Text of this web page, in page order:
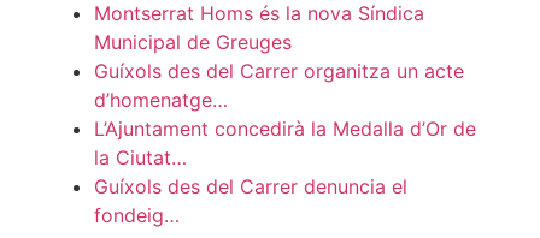
Montserrat Homs és la nova Síndica
Municipal de Greuges
Guíxols des del Carrer organitza un acte
d’homenatge…
L’Ajuntament concedirà la Medalla d’Or de
la Ciutat…
Guíxols des del Carrer denuncia el
fondeig…